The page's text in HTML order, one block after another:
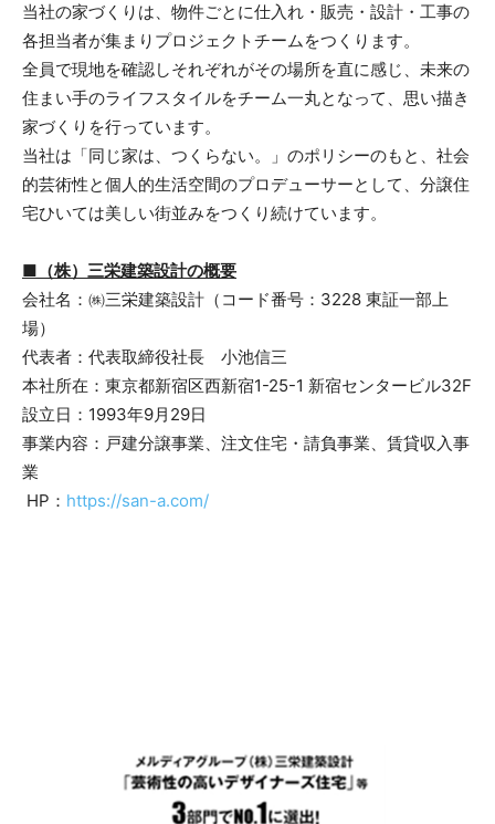
当社の家づくりは、物件ごとに仕入れ・販売・設計・工事の
各担当者が集まりプロジェクトチームをつくります。
全員で現地を確認しそれぞれがその場所を直に感じ、未来の
住まい手のライフスタイルをチーム一丸となって、思い描き
家づくりを行っています。
当社は「同じ家は、つくらない。」のポリシーのもと、社会
的芸術性と個人的生活空間のプロデューサーとして、分譲住
宅ひいては美しい街並みをつくり続けています。
■ （株）三栄建築設計の概要
会社名：㈱三栄建築設計（コード番号：3228 東証一部上
場）
代表者：代表取締役社長 小池信三
本社所在：東京都新宿区西新宿1-25-1 新宿センタービル32F
設立日：1993年9月29日
事業内容：戸建分譲事業、注文住宅・請負事業、賃貸収入事
業
HP： https://san-a.com/